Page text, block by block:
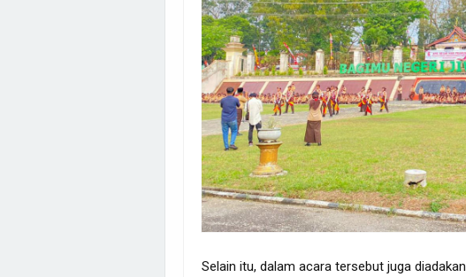
Selain itu, dalam acara tersebut juga